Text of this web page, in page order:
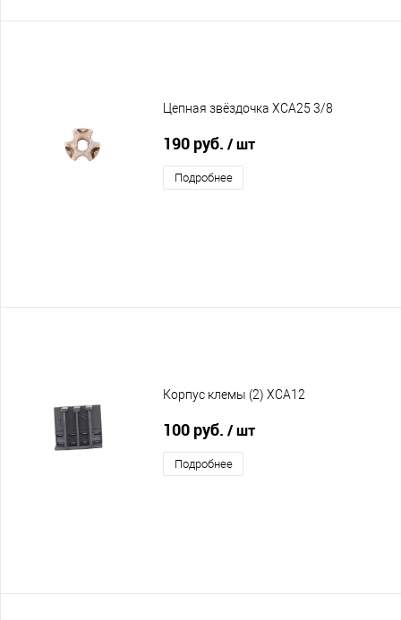
Цепная звёздочка XCA25 3/8
190 руб. / шт
Подробнее
Корпус клемы (2) XCA12
100 руб. / шт
Подробнее